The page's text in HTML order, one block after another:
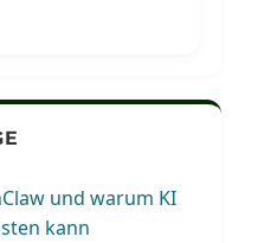
und warum KI
kann